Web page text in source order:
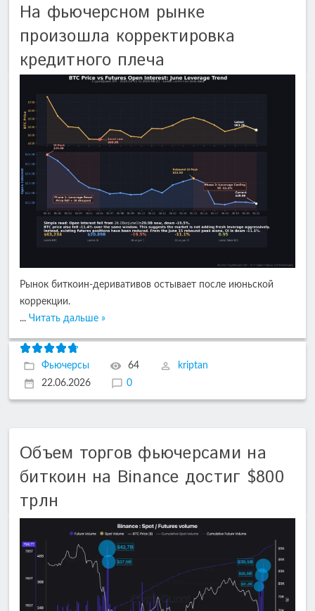
На фьючерсном рынке
произошла корректировка
кредитного плеча
Рынок биткоин-деривативов остывает после июньской
коррекции.
... Читать дальше »
Фьючерсы 64
kriptan
22.06.2026
0
Объем торгов фьючерсами на
биткоин на Binance достиг $800
трлн